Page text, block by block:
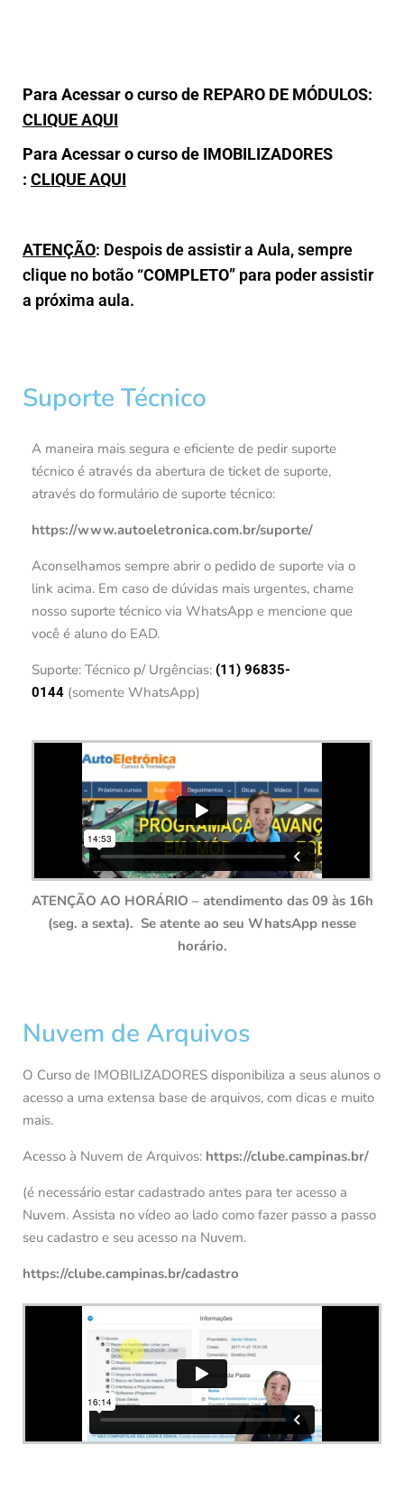
Para Acessar o curso de REPARO DE MÓDULOS:
CLIQUE AQUI
Para Acessar o curso de IMOBILIZADORES
: CLIQUE AQUI
ATENÇÃO: Despois de assistir a Aula, sempre
clique no botão “COMPLETO” para poder assistir
a próxima aula.
Suporte Técnico
A maneira mais segura e eficiente de pedir suporte
técnico é através da abertura de ticket de suporte,
através do formulário de suporte técnico:
https://www.autoeletronica.com.br/suporte/
Aconselhamos sempre abrir o pedido de suporte via o
link acima. Em caso de dúvidas mais urgentes, chame
nosso suporte técnico via WhatsApp e mencione que
você é aluno do EAD.
Suporte: Técnico p/ Urgências: (11) 96835-
0144 (somente WhatsApp)
ATENÇÃO AO HORÁRIO – atendimento das 09 às 16h
(seg. a sexta). Se atente ao seu WhatsApp nesse
horário.
Nuvem de Arquivos
O Curso de IMOBILIZADORES disponibiliza a seus alunos o
acesso a uma extensa base de arquivos, com dicas e muito
mais.
Acesso à Nuvem de Arquivos: https://clube.campinas.br/
(é necessário estar cadastrado antes para ter acesso a
Nuvem. Assista no vídeo ao lado como fazer passo a passo
seu cadastro e seu acesso na Nuvem.
https://clube.campinas.br/cadastro